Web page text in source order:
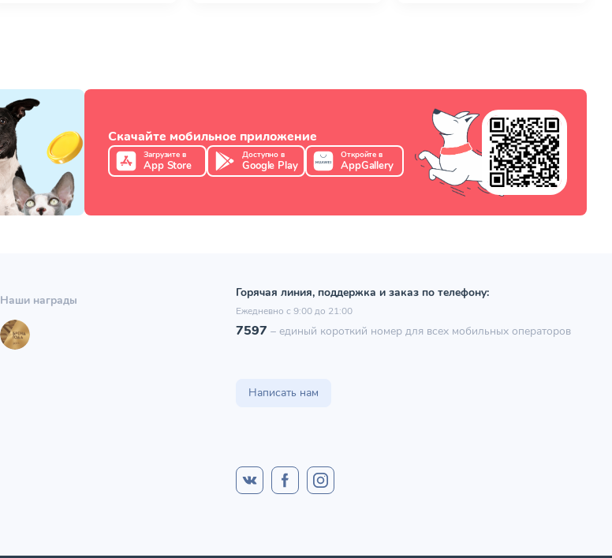
Скачайте мобильное приложение
Загрузите в
App Store
Доступно в
Google Play
Откройте в
AppGallery
Горячая линия, поддержка и заказ по телефону:
Ежедневно с 9:00 до 21:00
7597 – единый короткий номер для всех мобильных операторов
Написать нам
Наши награды